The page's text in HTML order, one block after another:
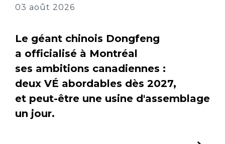
03 août 2026
Le géant chinois Dongfeng
a officialisé à Montréal
ses ambitions canadiennes :
deux VÉ abordables dès 2027,
et peut-être une usine d'assemblage
un jour.